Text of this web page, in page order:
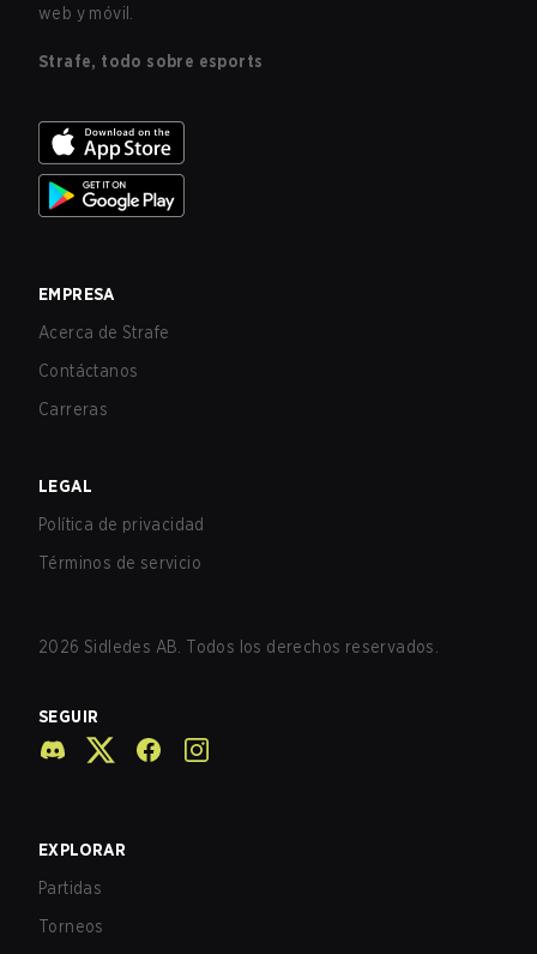
web y móvil.
Strafe, todo sobre esports
EMPRESA
Acerca de Strafe
Contáctanos
Carreras
LEGAL
Política de privacidad
Términos de servicio
2026 Sidledes AB. Todos los derechos reservados.
SEGUIR
EXPLORAR
Partidas
Torneos